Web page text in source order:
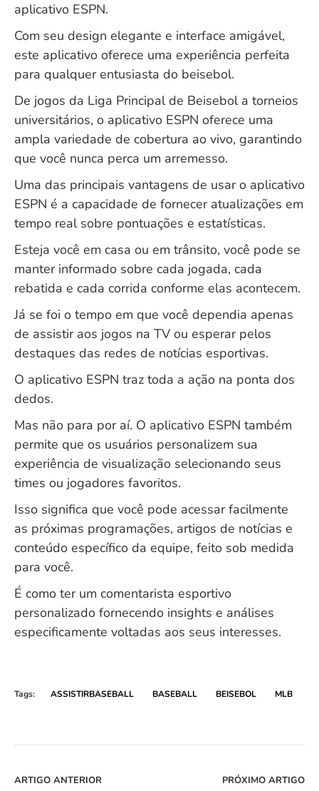
aplicativo ESPN.
Com seu design elegante e interface amigável,
este aplicativo oferece uma experiência perfeita
para qualquer entusiasta do beisebol.
De jogos da Liga Principal de Beisebol a torneios
universitários, o aplicativo ESPN oferece uma
ampla variedade de cobertura ao vivo, garantindo
que você nunca perca um arremesso.
Uma das principais vantagens de usar o aplicativo
ESPN é a capacidade de fornecer atualizações em
tempo real sobre pontuações e estatísticas.
Esteja você em casa ou em trânsito, você pode se
manter informado sobre cada jogada, cada
rebatida e cada corrida conforme elas acontecem.
Já se foi o tempo em que você dependia apenas
de assistir aos jogos na TV ou esperar pelos
destaques das redes de notícias esportivas.
O aplicativo ESPN traz toda a ação na ponta dos
dedos.
Mas não para por aí. O aplicativo ESPN também
permite que os usuários personalizem sua
experiência de visualização selecionando seus
times ou jogadores favoritos.
Isso significa que você pode acessar facilmente
as próximas programações, artigos de notícias e
conteúdo específico da equipe, feito sob medida
para você.
É como ter um comentarista esportivo
personalizado fornecendo insights e análises
especificamente voltadas aos seus interesses.
Tags: ASSISTIRBASEBALL BASEBALL BEISEBOL MLB
ARTIGO ANTERIOR PRÓXIMO ARTIGO